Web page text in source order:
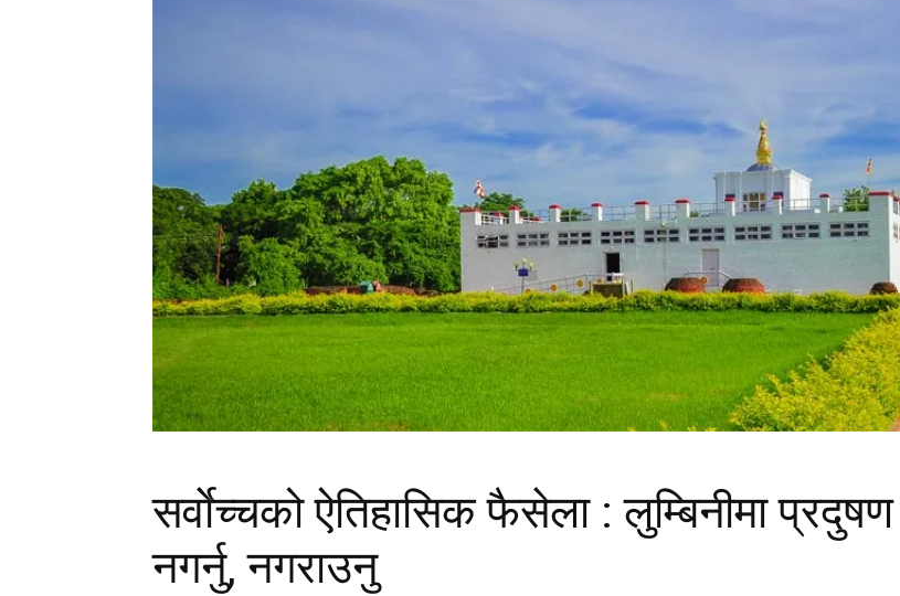
सर्वाेच्चको ऐतिहासिक फैसेला : लुम्बिनीमा प्रदुषण
नगर्नु, नगराउनु